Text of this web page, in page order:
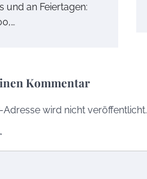
und an Feiertagen:
Kommentar
Adresse wird nicht veröffentlicht.
*